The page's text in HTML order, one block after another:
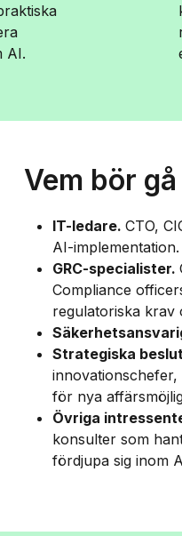
AI.
Vem bör
IT-ledare. CTO,
AI-implementation.
GRC-specialister.
Compliance
regulatoriska krav
Strategiska
för nya
Övriga
konsulter som
fördjupa sig inom